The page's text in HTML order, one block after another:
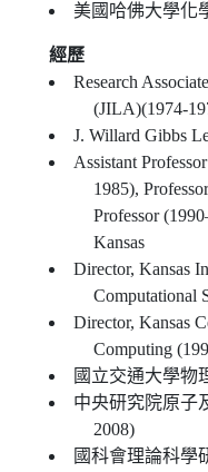
美國哈佛大學化
經歷
Research
(JILA)(1974-
J. Willard Gibbs
Assistant
1985),
Professor
Kansas
Director, Kansas
Computational
Director, Kansas
Computing
國立交通大學物
中央研究院原子
2008)
國科會理論科學